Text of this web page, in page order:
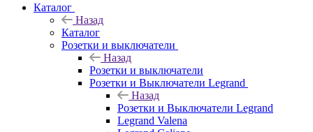
Каталог
Назад
Каталог
Розетки и выключатели
Назад
Розетки и выключатели
Розетки и Выключатели Legrand
Назад
Розетки и Выключатели Legrand
Legrand Valena